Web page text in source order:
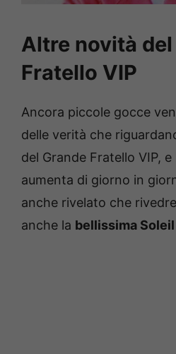
Altre novità del
Fratello VIP
Ancora piccole gocce
delle verità che
del Grande Fratello VIP,
aumenta di giorno in
anche rivelato che
anche la bellissima